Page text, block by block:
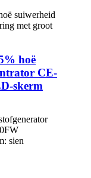
hoë
CE-
skerm
sien